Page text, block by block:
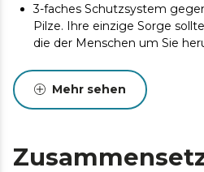
3-faches Schutzsystem
Pilze. Ihre einzige Sorge
die der Menschen um Sie
Für einen einfachen
und vakuumverpackt geliefert.
Mehr sehen